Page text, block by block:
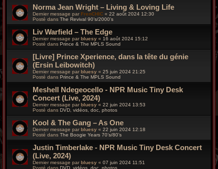
Norma Jean Wright – Living & Loving Life
Dernier message par FrenCHIC « 22 août 2024 12:30
Posté dans The Revival 90’s/2000’s
Liv Warfield – The Edge
Dernier message parbluesy « 16 août 2024 15:12
Posté dans Prince & The MPLS Sound
[Livre] Prince Xperience, dans la tête du génie
(Ersin Leibowitch)
Dernier message par bluesy « 25 juin 2024 21:25
Posté dans Prince & The MPLS Sound
Meshell Ndegeocello - NPR Music Tiny Desk
Concert (Live, 2024)
Dernier message par bluesy « 22 juin 2024 13:53
Posté dans DVD, vidéos, doc, photos
Kool & The Gang – As One
Dernier message par bluesy « 22 juin 2024 12:18
Posté dans The Boogie Years 70’s/80’s
Justin Timberlake - NPR Music Tiny Desk Concert
(Live, 2024)
Dernier message par bluesy « 07 juin 2024 11:51
Posté dans DVD, vidéos, doc, photos